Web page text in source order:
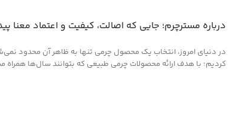
درباره مسترچرم؛ جایی که اصالت، کیفیت و اعتماد معنا
در دنیای امروز، انتخاب یک محصول چرمی تنها به ظاهر آن محدود
کردیم؛ با هدف ارائه محصولات چرمی طبیعی که بتوانند سال‌ها همراه